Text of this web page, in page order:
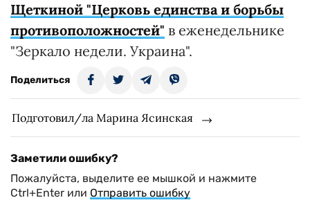
Щеткиной "Церковь единства и борьбы
противоположностей" в еженедельнике
"Зеркало недели. Украина".
Поделиться
Подготовил/ла Марина Ясинская
Заметили ошибку?
Пожалуйста, выделите ее мышкой и нажмите
Ctrl+Enter или Отправить ошибку